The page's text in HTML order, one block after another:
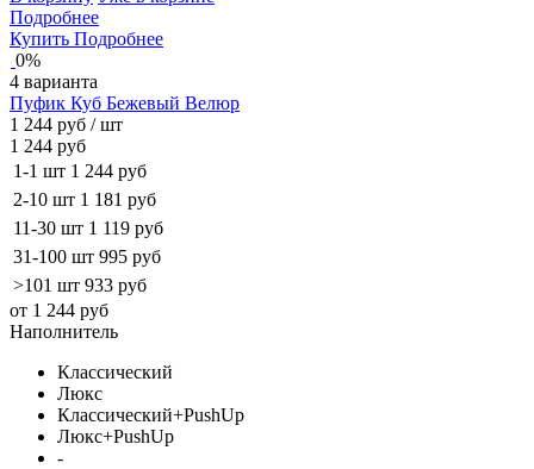
Подробнее
Купить Подробнее
0%
4 варианта
Пуфик Куб Бежевый Велюр
1 244 руб / шт
1 244 руб
1-1 шт 1 244 руб
2-10 шт 1 181 руб
11-30 шт 1 119 руб
31-100 шт 995 руб
>101 шт 933 руб
от 1 244 руб
Наполнитель
Классический
Люкс
Классический+PushUp
Люкс+PushUp
-